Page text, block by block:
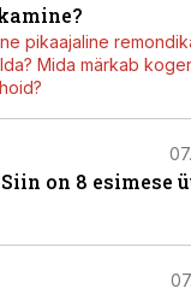
pikaajaline
Mida märkab
on 8 esimese